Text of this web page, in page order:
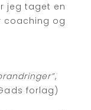
jeg taget en
coaching og
,
forlag)